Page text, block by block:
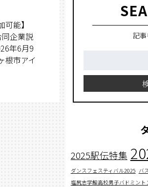
可能】
同企業説
年6月9
根市アイ
記
2025駅伝特集
ダンスフェスティバル2025 バ
塩尻志学館高校男子バドミント